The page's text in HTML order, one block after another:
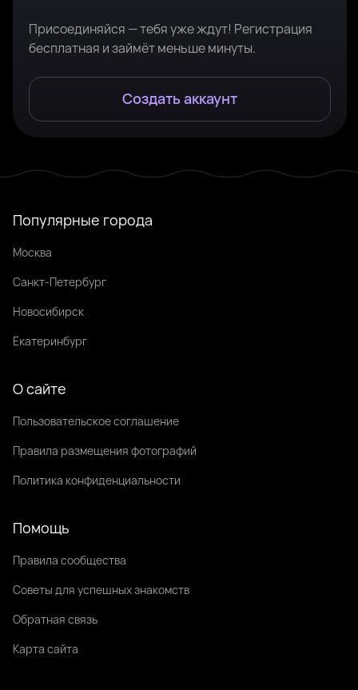
Присоединяйся — тебя уже ждут! Регистрация
бесплатная и займёт меньше минуты.
Создать аккаунт
Популярные города
Москва
Санкт-Петербург
Новосибирск
Екатеринбург
О сайте
Пользовательское соглашение
Правила размещения фотографий
Политика конфиденциальности
Помощь
Правила сообщества
Советы для успешных знакомств
Обратная связь
Карта сайта